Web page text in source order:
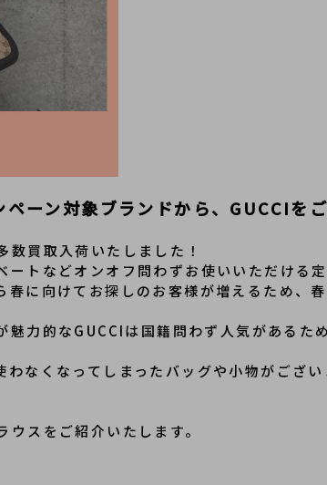
ーン対象ブランドから、GUCCIを
数買取入荷いたしました！
トなどオンオフ問わずお使いいただける
に向けてお探しのお客様が増えるため、
力的なGUCCIは国籍問わず人気があるた
なくなってしまったバッグや小物がござ
スをご紹介いたします。